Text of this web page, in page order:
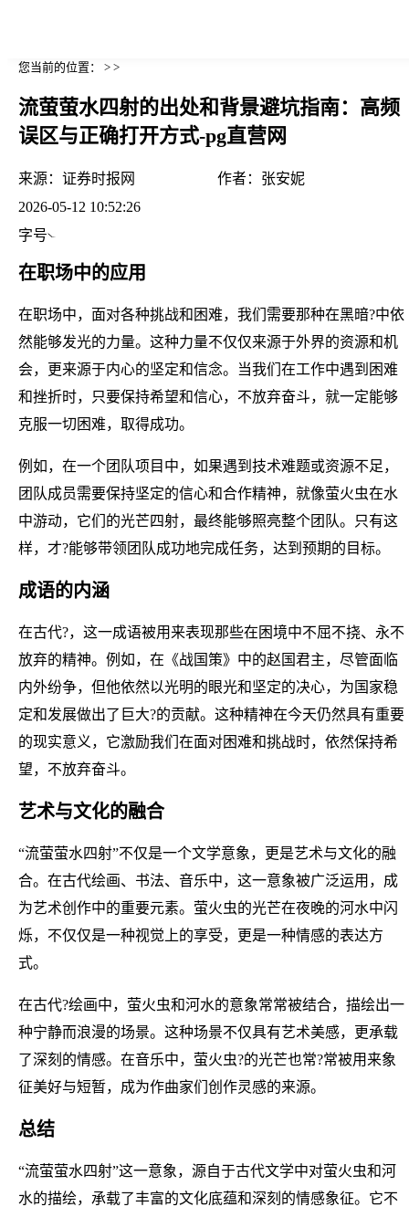
您当前的位置： > >
流萤萤水四射的出处和背景避坑指南：高频
误区与正确打开方式-pg直营网
来源： 证券时报网 作者： 张安妮
2026-05-12 10:52:26
字号
在职场中的应用
在职场中，面对各种挑战和困难，我们需要那种在黑暗?中依
然能够发光的力量。这种力量不仅仅来源于外界的资源和机
会，更来源于内心的坚定和信念。当我们在工作中遇到困难
和挫折时，只要保持希望和信心，不放弃奋斗，就一定能够
克服一切困难，取得成功。
例如，在一个团队项目中，如果遇到技术难题或资源不足，
团队成员需要保持坚定的信心和合作精神，就像萤火虫在水
中游动，它们的光芒四射，最终能够照亮整个团队。只有这
样，才?能够带领团队成功地完成任务，达到预期的目标。
成语的内涵
在古代?，这一成语被用来表现那些在困境中不屈不挠、永不
放弃的精神。例如，在《战国策》中的赵国君主，尽管面临
内外纷争，但他依然以光明的眼光和坚定的决心，为国家稳
定和发展做出了巨大?的贡献。这种精神在今天仍然具有重要
的现实意义，它激励我们在面对困难和挑战时，依然保持希
望，不放弃奋斗。
艺术与文化的融合
“流萤萤水四射”不仅是一个文学意象，更是艺术与文化的融
合。在古代绘画、书法、音乐中，这一意象被广泛运用，成
为艺术创作中的重要元素。萤火虫的光芒在夜晚的河水中闪
烁，不仅仅是一种视觉上的享受，更是一种情感的表达方
式。
在古代?绘画中，萤火虫和河水的意象常常被结合，描绘出一
种宁静而浪漫的场景。这种场景不仅具有艺术美感，更承载
了深刻的情感。在音乐中，萤火虫?的光芒也常?常被用来象
征美好与短暂，成为作曲家们创作灵感的来源。
总结
“流萤萤水四射”这一意象，源自于古代文学中对萤火虫和河
水的描绘，承载了丰富的文化底蕴和深刻的情感象征。它不